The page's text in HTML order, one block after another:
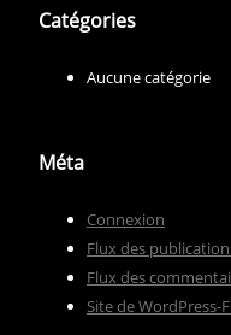
Catégories
Aucune catégorie
Méta
Connexion
Flux des
Flux des
Site de WordPress-